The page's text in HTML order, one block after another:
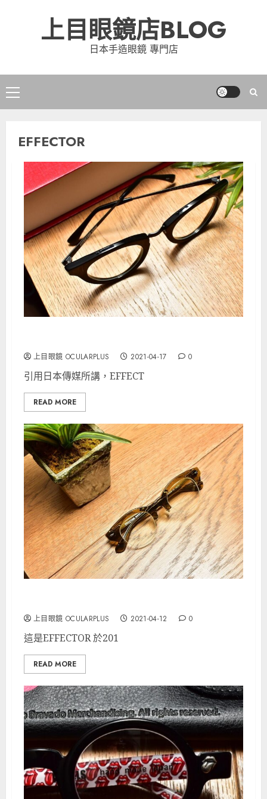
上目眼鏡店BLOG
日本手造眼鏡 專門店
Primary
Menu
EFFECTOR
上目眼鏡 OCULARPLUS 2021-04-17 0
引用日本傳媒所講，EFFECT
READ MORE
上目眼鏡 OCULARPLUS 2021-04-12 0
這是EFFECTOR 於201
READ MORE